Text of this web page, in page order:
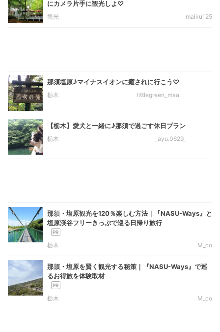
にカメラ片手に観光しよ♡
観光 maiku125
那須塩原♪マイナスイオンに癒されに行こう♡
栃木 littlegreen_maa
【栃木】愛犬と一緒に♪那須で過ごす休日プラン
栃木 _ayu.0629_
那須・塩原観光を120％楽しむ方法｜『NASU-Ways』と
塩原渓谷フリーきっぷで巡る日帰り旅行
栃木 M_co
那須・塩原を賢く観光する秘策｜『NASU-Ways』で巡
るお得旅を体験取材
栃木 M_co